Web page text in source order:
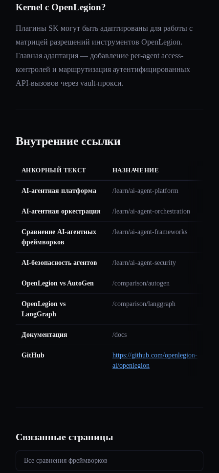
Kernel с OpenLegion?
Плагины SK могут быть адаптированы для работы с
матрицей разрешений инструментов OpenLegion.
Главная адаптация — добавление per-agent access-
контролей и маршрутизация аутентифицированных
API-вызовов через vault-прокси.
Внутренние ссылки
АНКОРНЫЙ ТЕКСТ НАЗНАЧЕНИЕ
AI-агентная платформа /learn/ai-agent-platform
AI-агентная оркестрация /learn/ai-agent-orchestration
Сравнение AI-агентных
фреймворков
/learn/ai-agent-frameworks
AI-безопасность агентов /learn/ai-agent-security
OpenLegion vs AutoGen /comparison/autogen
OpenLegion vs
LangGraph
/comparison/langgraph
Документация /docs
GitHub
https://github.com/openlegion-
ai/openlegion
Связанные страницы
Все сравнения фреймворков